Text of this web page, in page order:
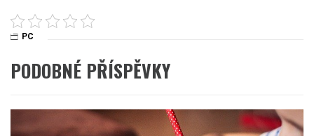
PC
PODOBNÉ PŘÍSPĚVKY